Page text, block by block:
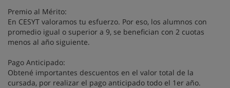
Premio al Mérito:
En CESYT valoramos tu esfuerzo. Por eso, los alumnos con
promedio igual o superior a 9, se benefician con 2 cuotas
menos al año siguiente.
Pago Anticipado:
Obtené importantes descuentos en el valor total de la
cursada, por realizar el pago anticipado todo el 1er año.